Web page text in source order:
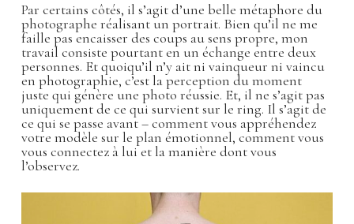
Par certains côtés, il s’agit d’une belle métaphore du
photographe réalisant un portrait. Bien qu’il ne me
faille pas encaisser des coups au sens propre, mon
travail consiste pourtant en un échange entre deux
personnes. Et quoiqu’il n’y ait ni vainqueur ni vaincu
en photographie, c’est la perception du moment
juste qui génère une photo réussie. Et, il ne s’agit pas
uniquement de ce qui survient sur le ring. Il s’agit de
ce qui se passe avant – comment vous appréhendez
votre modèle sur le plan émotionnel, comment vous
vous connectez à lui et la manière dont vous
l’observez.